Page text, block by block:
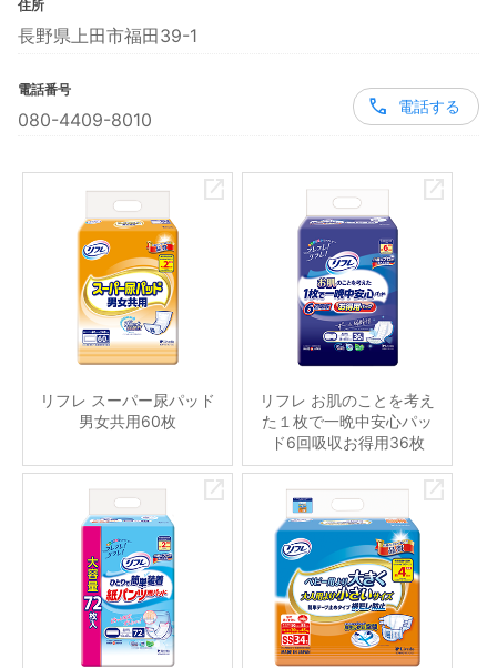
住所
長野県上田市福田39-1
電話番号
080-4409-8010
電話する
リフレ スーパー尿パッド
男女共用60枚
リフレ お肌のことを考え
た１枚で一晩中安心パッ
ド6回吸収お得用36枚